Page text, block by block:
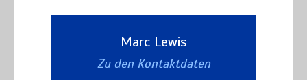
Marc Lewis
Zu den Kontaktdaten